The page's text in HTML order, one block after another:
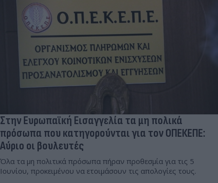
Στην Ευρωπαϊκή Εισαγγελία τα μη πολικά
πρόσωπα που κατηγορούνται για τον ΟΠΕΚΕΠΕ:
Αύριο οι βουλευτές
Όλα τα μη πολιτικά πρόσωπα πήραν προθεσμία για τις 5
Ιουνίου, προκειμένου να ετοιμάσουν τις απολογίες τους.